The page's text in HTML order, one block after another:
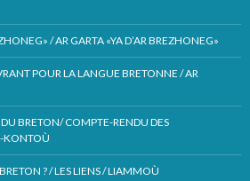
/ AR GARTA «YA D’AR BREZHONEG»
POUR LA LANGUE BRETONNE / AR
BRETON/ COMPTE-RENDU DES
KONTOÙ
? / LES LIENS / LIAMMOÙ